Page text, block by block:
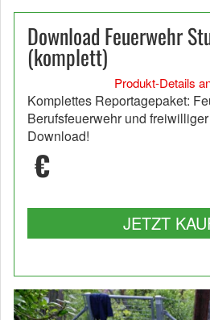
Download Feuerwehr
(komplett)
Produkt-Details
Komplettes Reportagepaket:
Berufsfeuerwehr und
Download!
€
JETZT